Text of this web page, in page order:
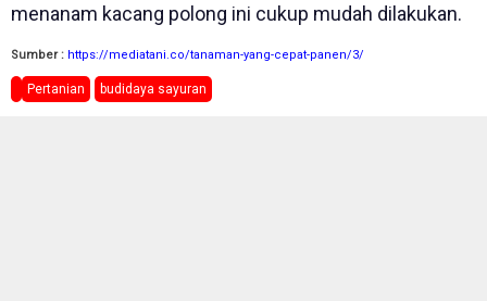
menanam kacang polong ini cukup mudah dilakukan.
Sumber : https://mediatani.co/tanaman-yang-cepat-panen/3/
Pertanian budidaya sayuran